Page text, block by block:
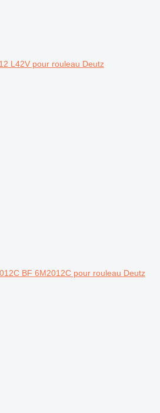
L42V pour rouleau Deutz
BF 6M2012C pour rouleau Deutz